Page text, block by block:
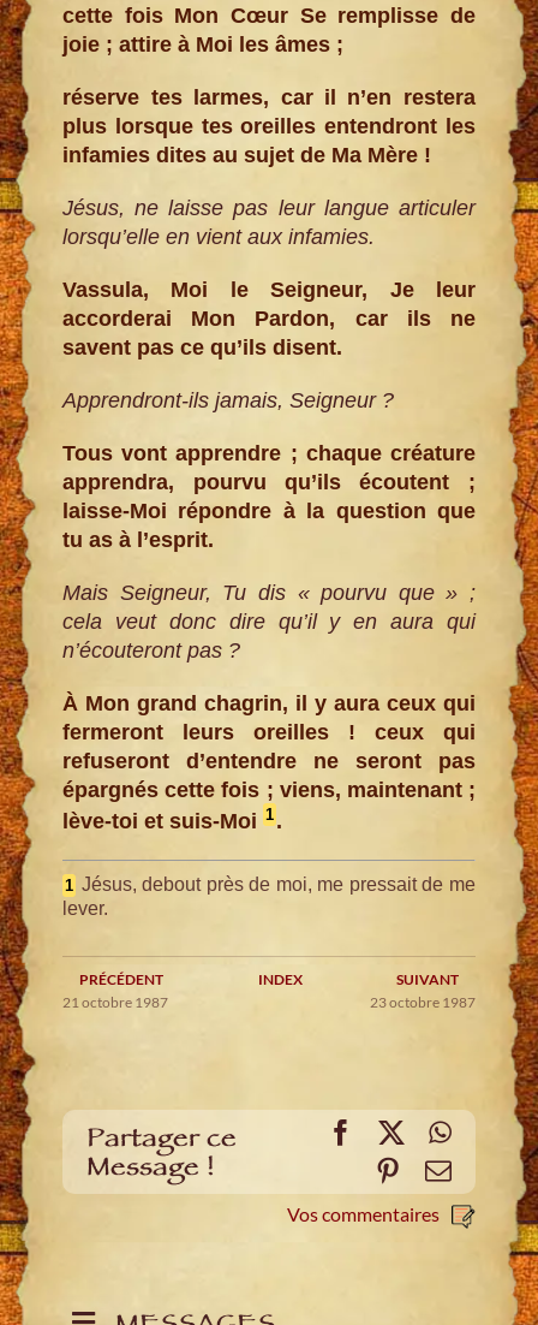
cette fois Mon Cœur Se remplisse de
joie ; attire à Moi les âmes ;
réserve tes larmes, car il n’en restera
plus lorsque tes oreilles entendront les
infamies dites au sujet de Ma Mère !
Jésus, ne laisse pas leur langue articuler
lorsqu’elle en vient aux infamies.
Vassula, Moi le Seigneur, Je leur
accorderai Mon Pardon, car ils ne
savent pas ce qu’ils disent.
Apprendront-ils jamais, Seigneur ?
Tous vont apprendre ; chaque créature
apprendra, pourvu qu’ils écoutent ;
laisse-Moi répondre à la question que
tu as à l’esprit.
Mais Seigneur, Tu dis « pourvu que » ;
cela veut donc dire qu’il y en aura qui
n’écouteront pas ?
À Mon grand chagrin, il y aura ceux qui
fermeront leurs oreilles ! ceux qui
refuseront d’entendre ne seront pas
épargnés cette fois ; viens, maintenant ;
lève-toi et suis-Moi1 .
1 Jésus, debout près de moi, me pressait de me
lever.
PRÉCÉDENT INDEX
SUIVANT
21 octobre 1987
23 octobre 1987
Partager ce
Message !
Facebook
X
Pinterest
E-
mail
Vos commentaires